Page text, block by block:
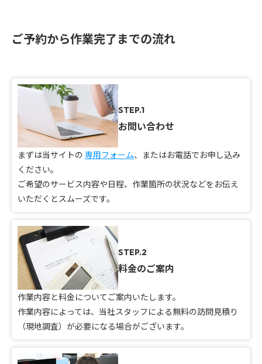
ご予約から作業完了までの流れ
STEP.1
お問い合わせ
まずは当サイトの 専用フォーム、またはお電話でお申し込み
ください。
ご希望のサービス内容や日程、作業箇所の状況などをお伝え
いただくとスムーズです。
STEP.2
料金のご案内
作業内容と料金についてご案内いたします。
作業内容によっては、当社スタッフによる無料の訪問見積り
（現地調査）が必要になる場合がございます。